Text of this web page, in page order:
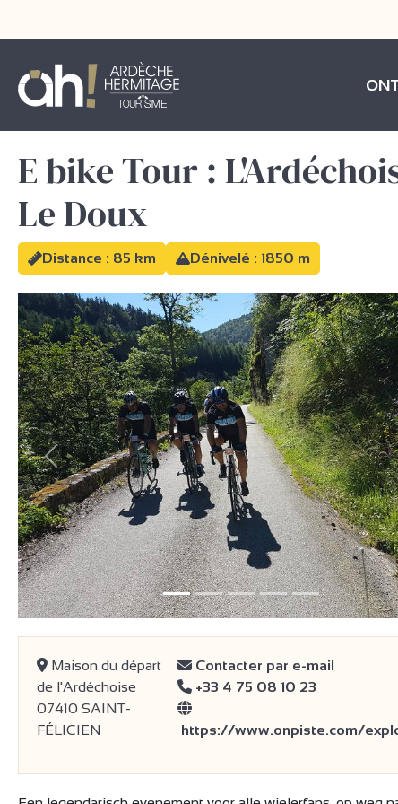
E bike Tour :
Le Doux
Distance : 85 km Dénivelé : 1850 m
Vorige
Maison du départ
de l'Ardéchoise
07410 SAINT-
FÉLICIEN
Contacter par e-mail
+33 4 75 08 10 23
https://www.onpiste.com/